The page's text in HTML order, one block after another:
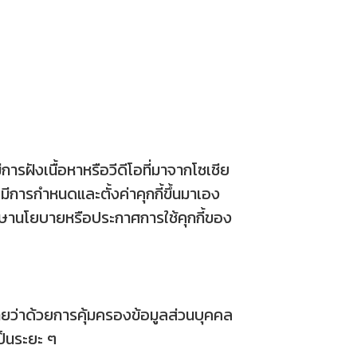
รฝังเนื้อหาหรือวีดีโอที่มาจากโซเชีย
ารกำหนดและตั้งค่าคุกกี้ขึ้นมาเอง
นโยบายหรือประกาศการใช้คุกกี้ของ
ยว่าด้วยการคุ้มครองข้อมูลส่วนบุคคล
ระยะ ๆ